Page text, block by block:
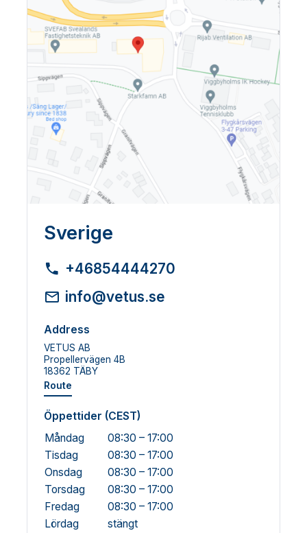
Sverige
+46854444270
info@vetus.se
Address
VETUS AB
Propellervägen 4B
18362 TÄBY
Route
Öppettider (CEST)
Måndag
08:30 – 17:00
Tisdag
08:30 – 17:00
Onsdag
08:30 – 17:00
Torsdag
08:30 – 17:00
Fredag
08:30 – 17:00
Lördag
stängt